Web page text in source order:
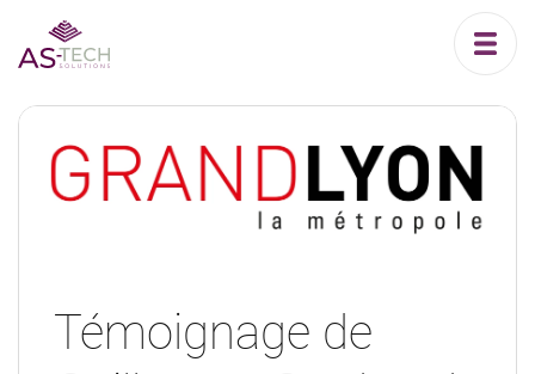
Témoignage de